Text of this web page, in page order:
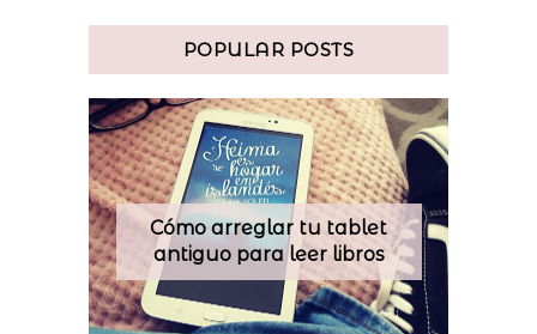
POPULAR POSTS
Cómo arreglar tu tablet
antiguo para leer libros